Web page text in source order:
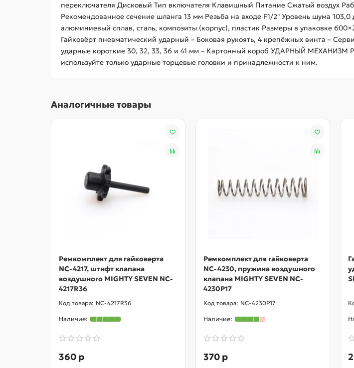
переключателя Дисковый Тип включателя Клавишный Питание Сжатый воздух
Рекомендованное сечение шланга 13 мм Резьба на входе F1/2" Уровень шума
алюминиевый сплав, сталь, композиты (корпус), пластик Размеры в упаковке
Гайковёрт пневматический ударный – Боковая рукоять, 4 крепёжных винта –
ударные короткие 30, 32, 33, 36 и 41 мм – Картонный короб УДАРНЫЙ МЕХАНИЗМ
используйте только ударные торцевые головки и принадлежности к ним.
Аналогичные товары
Ремкомплект для гайковерта
NC-4217, штифт клапана
воздушного MIGHTY SEVEN NC-
4217R36
NC-4217R36
360 р
Ремкомплект для гайковерта
NC-4230, пружина воздушного
клапана MIGHTY SEVEN NC-
4230P17
NC-4230P17
370 р